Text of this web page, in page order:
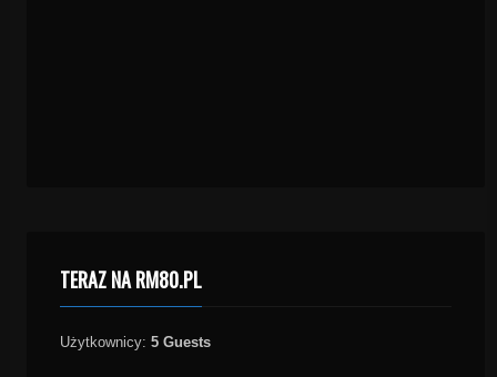
TERAZ NA RM80.PL
Użytkownicy: 5 Guests